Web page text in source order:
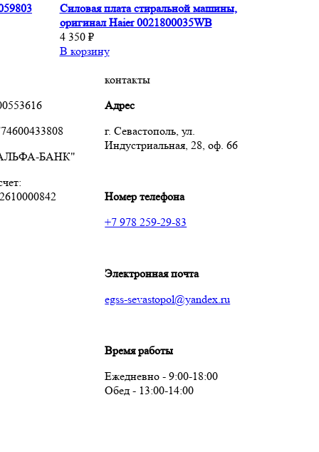
Силовая плата стиральной машины,
оригинал Haier 0021800035WB
4 350 ₽
В корзину
БАНК"
контакты
Адрес
г. Севастополь, ул.
Индустриальная, 28, оф. 66
Номер телефона
+7 978 259-29-83
Электронная почта
egss-sevastopol@yandex.ru
Время работы
Ежедневно - 9:00-18:00
Обед - 13:00-14:00